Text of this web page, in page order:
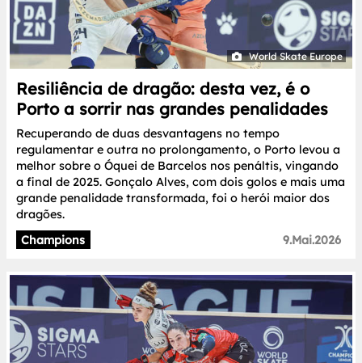
World Skate Europe
Resiliência de dragão: desta vez, é o
Porto a sorrir nas grandes penalidades
Recuperando de duas desvantagens no tempo
regulamentar e outra no prolongamento, o Porto levou a
melhor sobre o Óquei de Barcelos nos penáltis, vingando
a final de 2025. Gonçalo Alves, com dois golos e mais uma
grande penalidade transformada, foi o herói maior dos
dragões.
Champions
9.Mai.2026